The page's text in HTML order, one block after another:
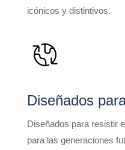
icónicos y distintivos.
Diseñados
Diseñados para resistir
para las generaciones